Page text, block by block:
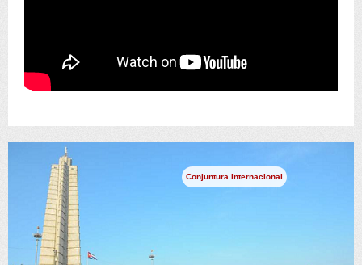
Conjuntura internacional